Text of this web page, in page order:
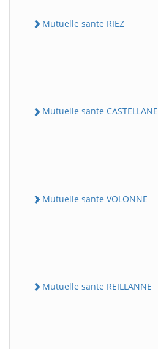
Mutuelle sante RIEZ
Mutuelle sante CASTELLANE
Mutuelle sante VOLONNE
Mutuelle sante REILLANNE